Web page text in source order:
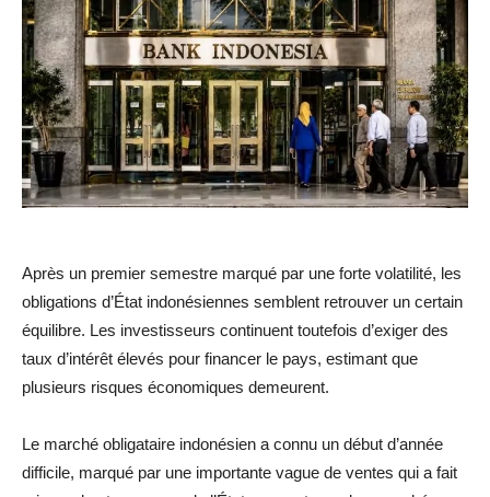
Après un premier semestre marqué par une forte volatilité, les
obligations d’État indonésiennes semblent retrouver un certain
équilibre. Les investisseurs continuent toutefois d’exiger des
taux d’intérêt élevés pour financer le pays, estimant que
plusieurs risques économiques demeurent.
Le marché obligataire indonésien a connu un début d’année
difficile, marqué par une importante vague de ventes qui a fait